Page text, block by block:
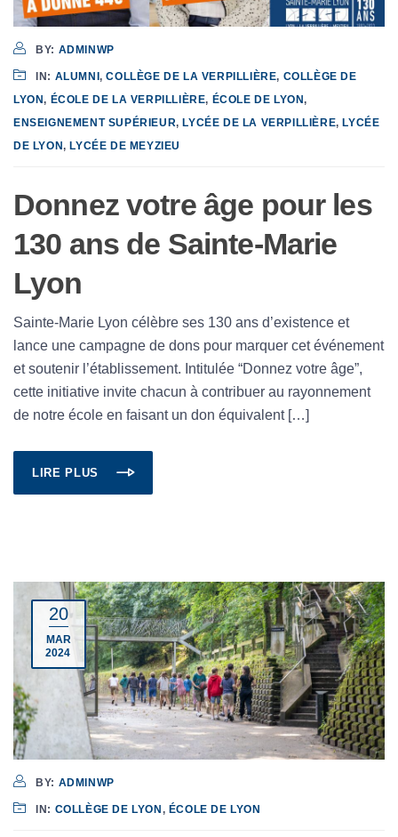
BY: ADMINWP
IN: ALUMNI,COLLÈGE DE LA VERPILLIÈRE, COLLÈGE DE
LYON, ÉCOLE DE LA VERPILLIÈRE, ÉCOLE DE LYON,
ENSEIGNEMENT SUPÉRIEUR,LYCÉE DE LA VERPILLIÈRE,LYCÉE
DE LYON,LYCÉE DE MEYZIEU
Donnez votre âge pour les
130 ans de Sainte-Marie
Lyon
Sainte-Marie Lyon célèbre ses 130 ans d’existence et
lance une campagne de dons pour marquer cet événement
et soutenir l’établissement. Intitulée “Donnez votre âge”,
cette initiative invite chacun à contribuer au rayonnement
de notre école en faisant un don équivalent […]
LIRE PLUS
20
MAR
2024
BY: ADMINWP
IN: COLLÈGE DE LYON , ÉCOLE DE LYON